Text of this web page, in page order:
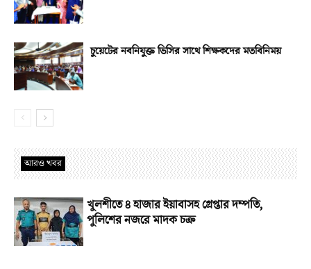
চুয়েটের নবনিযুক্ত ভিসির সাথে শিক্ষকদের মতবিনিময়
আরও খবর
খুলশীতে ৪ হাজার ইয়াবাসহ গ্রেপ্তার দম্পতি,
পুলিশের নজরে মাদক চক্র